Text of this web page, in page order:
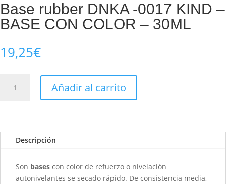
Base rubber DNKA -0017 KIND –
BASE CON COLOR – 30ML
19,25€
rubber
BASE
COLOR
Añadir al carrito
Descripción
Son bases con color de refuerzo o nivelación
autonivelantes se secado rápido. De consistencia media,